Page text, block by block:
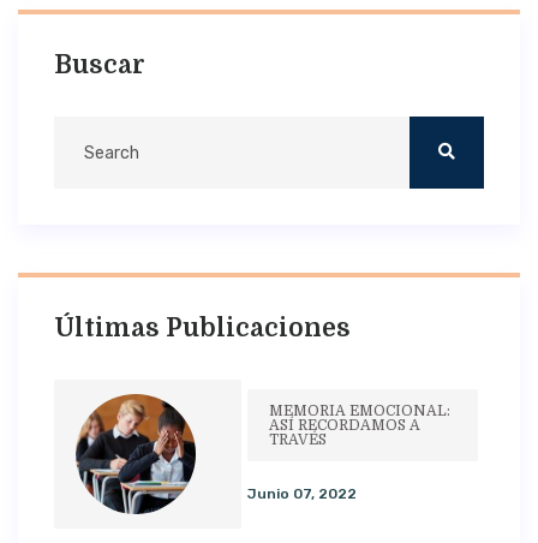
Buscar
Últimas Publicaciones
MEMORIA EMOCIONAL:
ASÍ RECORDAMOS A
TRAVÉS
Junio 07, 2022